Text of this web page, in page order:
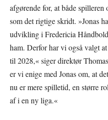
afgørende for, at både
som det rigtige skridt. »Jonas
udvikling i Fredericia
ham. Derfor har vi også valgt
til 2028,« siger direktør
er vi enige med Jonas om, at
nu er mere spilletid, en større
af i en ny liga.«